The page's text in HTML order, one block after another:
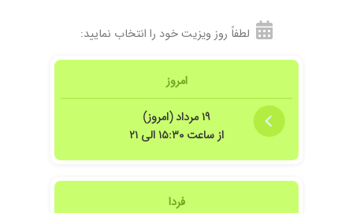
عدم رضایت
پسرم خونریزی معده کرده بود به لطف خداوتد
واقای دکتر الان خوب شدن وخیلی بهترند
عدم رضایت
ناراحتی معده
تب دخترم ویبوستش ۱۴۰۴/۰۸/۱۶
پزشک حاذقی ۱۴۰۳/۰۷/۰۱
لطفاً روز ویزیت خود را انتخاب نمایید:
امروز
۱۹ مرداد (امروز)
از ساعت ۱۵:۳۰ الی ۲۱
فردا